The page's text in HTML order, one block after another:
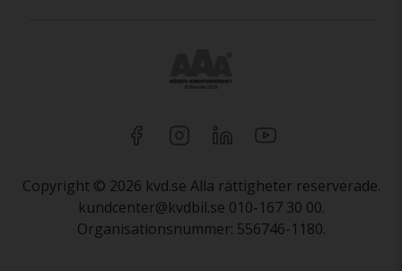
Copyright © 2026 kvd.se Alla rättigheter reserverade.
kundcenter@kvdbil.se 010-167 30 00.
Organisationsnummer: 556746-1180.